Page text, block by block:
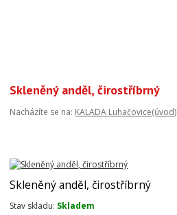
Skleněný anděl, čirostříbrný
Nacházíte se na: KALADA Luhačovice(úvod)
Skleněný anděl, čirostříbrný
Stav skladu: Skladem